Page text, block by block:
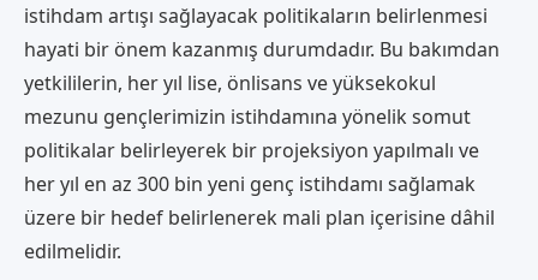
istihdam artışı sağlayacak politikaların belirlenmesi
hayati bir önem kazanmış durumdadır. Bu bakımdan
yetkililerin, her yıl lise, önlisans ve yüksekokul
mezunu gençlerimizin istihdamına yönelik somut
politikalar belirleyerek bir projeksiyon yapılmalı ve
her yıl en az 300 bin yeni genç istihdamı sağlamak
üzere bir hedef belirlenerek mali plan içerisine dâhil
edilmelidir.